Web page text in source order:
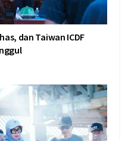
dan Taiwan ICDF